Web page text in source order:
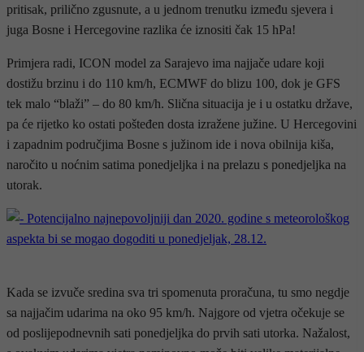
pritisak, prilično zgusnute, a u jednom trenutku između sjevera i
juga Bosne i Hercegovine razlika će iznositi čak 15 hPa!
Primjera radi, ICON model za Sarajevo ima najjače udare koji
dostižu brzinu i do 110 km/h, ECMWF do blizu 100, dok je GFS
tek malo “blaži” – do 80 km/h. Slična situacija je i u ostatku države,
pa će rijetko ko ostati pošteđen dosta izražene južine. U Hercegovini
i zapadnim područjima Bosne s južinom ide i nova obilnija kiša,
naročito u noćnim satima ponedjeljka i na prelazu s ponedjeljka na
utorak.
Kada se izvuče sredina sva tri spomenuta proračuna, tu smo negdje
sa najjačim udarima na oko 95 km/h. Najgore od vjetra očekuje se
od poslijepodnevnih sati ponedjeljka do prvih sati utorka. Nažalost,